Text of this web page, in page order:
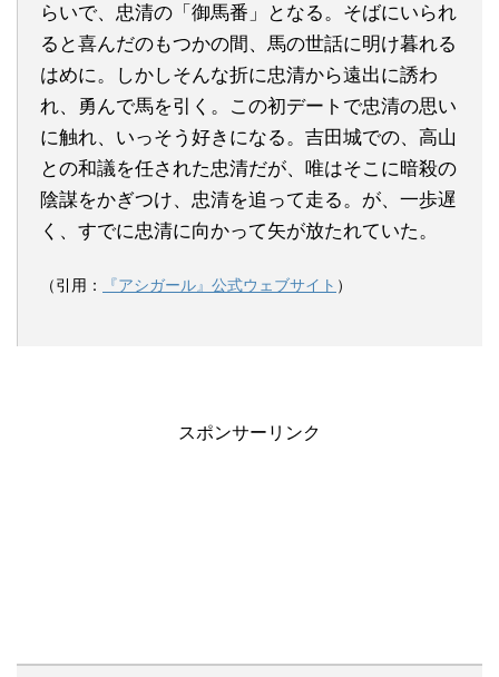
らいで、忠清の「御馬番」となる。そばにいられ
ると喜んだのもつかの間、馬の世話に明け暮れる
はめに。しかしそんな折に忠清から遠出に誘わ
れ、勇んで馬を引く。この初デートで忠清の思い
に触れ、いっそう好きになる。吉田城での、高山
との和議を任された忠清だが、唯はそこに暗殺の
陰謀をかぎつけ、忠清を追って走る。が、一歩遅
く、すでに忠清に向かって矢が放たれていた。
（引用： 『アシガール』公式ウェブサイト ）
スポンサーリンク